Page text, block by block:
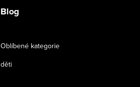
Blog
Oblíbené kategorie
děti